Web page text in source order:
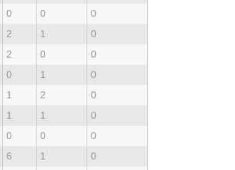
0 0
0
2 1
0
2 0
0
0 1
0
1 2
0
1 1
0
0 0
0
6 1
0